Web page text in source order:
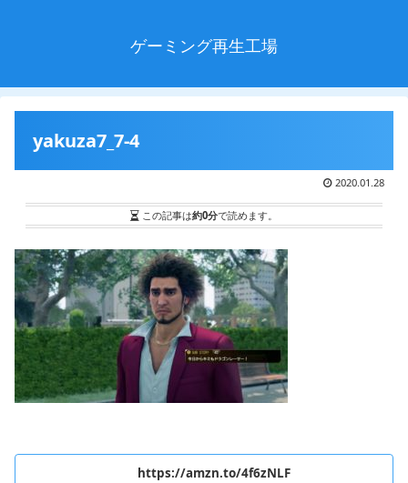
ゲーミング再生工場
yakuza7_7-4
2020.01.28
この記事は約0分で読めます。
https://amzn.to/4f6zNLF